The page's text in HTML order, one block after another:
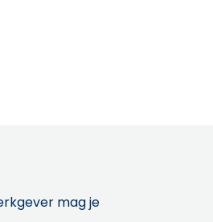
mag je